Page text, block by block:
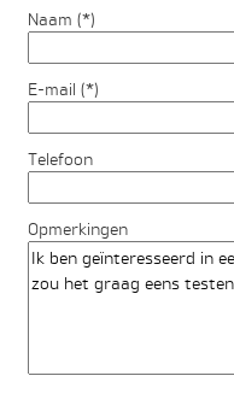
Naam (*)
E-mail (*)
Telefoon
Opmerkingen